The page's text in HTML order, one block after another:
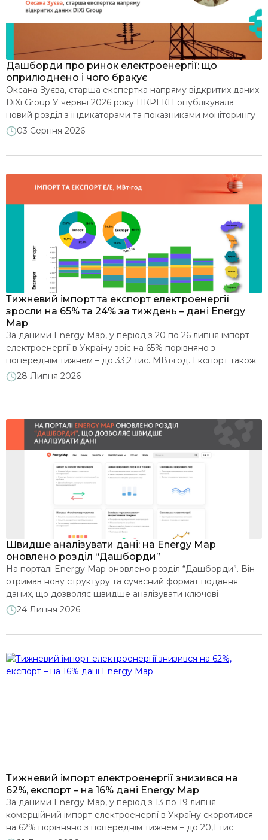
Інше
Дашборди про ринок електроенергії: що
оприлюднено і чого бракує
Оксана Зуєва, старша експертка напряму відкритих даних
DiXi Group У червні 2026 року НКРЕКП опублікувала
новий розділ з індикаторами та показниками моніторингу
ринку електроенергії, що підлягають розкриттю під час
чотири інтерактивні дашборди щодо ринку
споживання, купівля-продаж у розрізі сегментів ринку, а
також […]
03 Серпня 2026
Тижневий імпорт та експорт електроенергії
зросли на 65% та 24% за тиждень – дані Energy
Map
За даними Energy Map, у період з 20 по 26 липня імпорт
електроенергії в Україну зріс на 65% порівняно з
попереднім тижнем – до 33,2 тис. МВт·год. Експорт також
збільшився – на 24%, до 56,3 тис. МВт·год. Таким чином,
експортером: обсяг поставок за кордон перевищив імпорт
28 Липня 2026
Швидше аналізувати дані: на Energy Map
оновлено розділ “Дашборди”
На порталі Energy Map оновлено розділ “Дашборди”. Він
отримав нову структуру та сучасний формат подання
даних, що дозволяє швидше аналізувати ключові
показники енергетичного сектору України. Розділ
великою кількістю графіків розділ тепер складається з
взаємопов’язані візуалізації, ключові показники та короткі
пояснення, а […]
24 Липня 2026
Тижневий імпорт електроенергії знизився на
62%, експорт – на 16% дані Energy Map
За даними Energy Map, у період з 13 по 19 липня
комерційний імпорт електроенергії в Україну скоротився
на 62% порівняно з попереднім тижнем – до 20,1 тис.